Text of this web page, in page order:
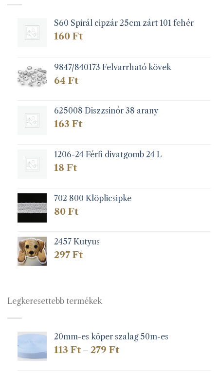
S60 Spirál cipzár 25cm zárt 101 fehér
160 Ft
9847/840173 Felvarrható kövek
64 Ft
625008 Diszzsinór 38 arany
163 Ft
1206-24 Férfi divatgomb 24 L
18 Ft
702 800 Klöplicsipke
80 Ft
2457 Kutyus
297 Ft
Legkeresettebb termékek
20mm-es köper szalag 50m-es
113 Ft – 279 FtÁrtartomány: